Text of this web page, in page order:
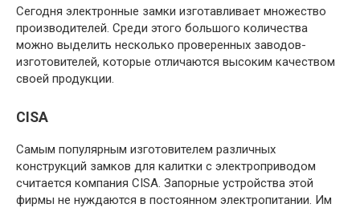
Сегодня электронные замки изготавливает множество
производителей. Среди этого большого количества
можно выделить несколько проверенных заводов-
изготовителей, которые отличаются высоким качеством
своей продукции.
CISA
Самым популярным изготовителем различных
конструкций замков для калитки с электроприводом
считается компания CISA. Запорные устройства этой
фирмы не нуждаются в постоянном электропитании. Им